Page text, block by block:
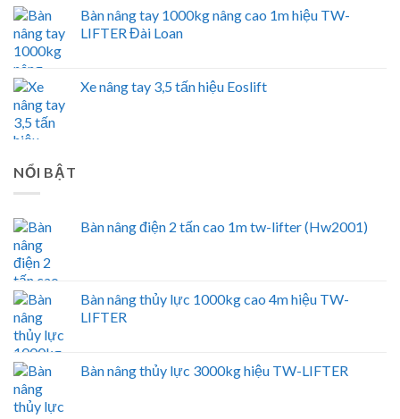
Bàn nâng tay 1000kg nâng cao 1m hiệu TW-
LIFTER Đài Loan
Xe nâng tay 3,5 tấn hiệu Eoslift
NỔI BẬT
Bàn nâng điện 2 tấn cao 1m tw-lifter (Hw2001)
Bàn nâng thủy lực 1000kg cao 4m hiệu TW-
LIFTER
Bàn nâng thủy lực 3000kg hiệu TW-LIFTER